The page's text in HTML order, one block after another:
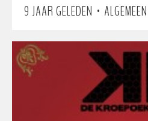
9 JAAR GELEDEN • ALGEMEEN